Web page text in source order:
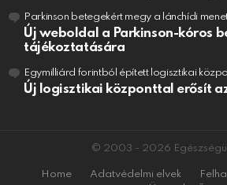
Parkinson betegekért megy a lánchídi
Új weboldal a Parkinson-kóros
tájékoztatására
Egymilliárd forintból épített logisztikai
Új logisztikai központtal erősít
© 2003 - 2026
Home Adatvédelmi elvek